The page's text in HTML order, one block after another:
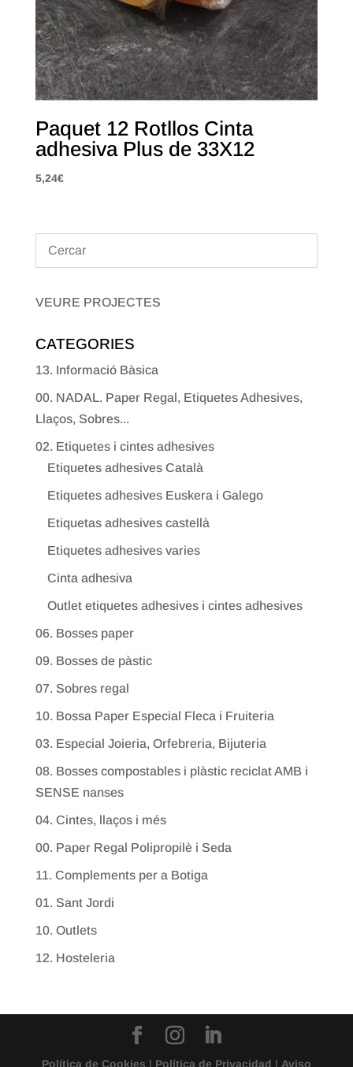
Paquet 12 Rotllos Cinta
adhesiva Plus de 33X12
5,24€
VEURE PROJECTES
CATEGORIES
13. Informació Bàsica
00. NADAL. Paper Regal, Etiquetes Adhesives,
Llaços, Sobres...
02. Etiquetes i cintes adhesives
Etiquetes adhesives Català
Etiquetes adhesives Euskera i Galego
Etiquetas adhesives castellà
Etiquetes adhesives varies
Cinta adhesiva
Outlet etiquetes adhesives i cintes adhesives
06. Bosses paper
09. Bosses de pàstic
07. Sobres regal
10. Bossa Paper Especial Fleca i Fruiteria
03. Especial Joieria, Orfebreria, Bijuteria
08. Bosses compostables i plàstic reciclat AMB i
SENSE nanses
04. Cintes, llaços i més
00. Paper Regal Polipropilè i Seda
11. Complements per a Botiga
01. Sant Jordi
10. Outlets
12. Hosteleria
Política de Cookies | Política de Privacidad | Aviso